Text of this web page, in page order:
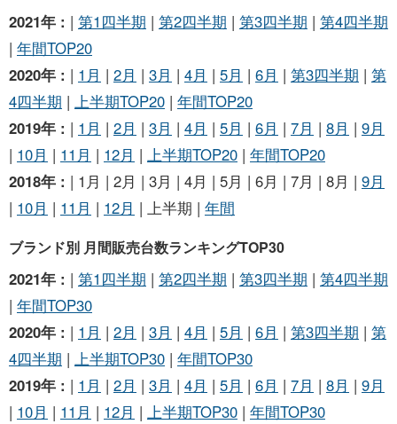
2021年 : | 第1四半期 | 第2四半期 | 第3四半期 | 第4四半期
| 年間TOP20
2020年 : | 1月 | 2月 | 3月 | 4月 | 5月 | 6月 | 第3四半期 | 第
4四半期 | 上半期TOP20 | 年間TOP20
2019年 : | 1月 | 2月 | 3月 | 4月 | 5月 | 6月 | 7月 | 8月 | 9月
| 10月 | 11月 | 12月 | 上半期TOP20 | 年間TOP20
2018年 : | 1月 | 2月 | 3月 | 4月 | 5月 | 6月 | 7月 | 8月 | 9月
| 10月 | 11月 | 12月 | 上半期 | 年間
ブランド別 月間販売台数ランキングTOP30
2021年 : | 第1四半期 | 第2四半期 | 第3四半期 | 第4四半期
| 年間TOP30
2020年 : | 1月 | 2月 | 3月 | 4月 | 5月 | 6月 | 第3四半期 | 第
4四半期 | 上半期TOP30 | 年間TOP30
2019年 : | 1月 | 2月 | 3月 | 4月 | 5月 | 6月 | 7月 | 8月 | 9月
| 10月 | 11月 | 12月 | 上半期TOP30 | 年間TOP30